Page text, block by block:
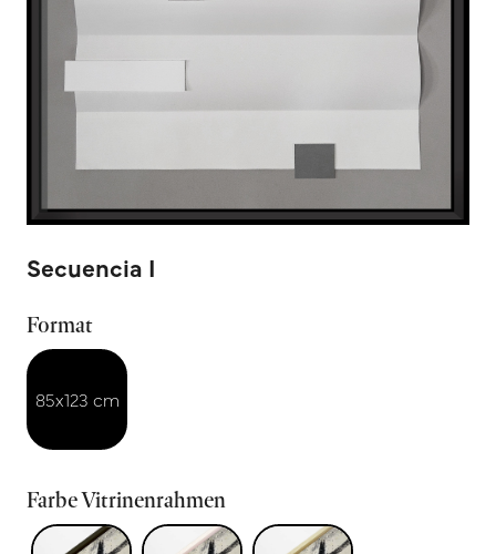
Secuencia I
Format
85x123 cm
Farbe Vitrinenrahmen